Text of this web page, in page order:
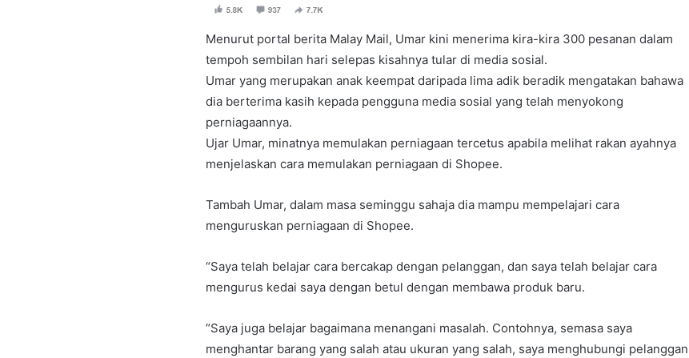
Menurut portal berita Malay Mail, Umar kini menerima kira-kira 300 pesanan dalam
tempoh sembilan hari selepas kisahnya tular di media sosial.
Umar yang merupakan anak keempat daripada lima adik beradik mengatakan bahawa
dia berterima kasih kepada pengguna media sosial yang telah menyokong
perniagaannya.
Ujar Umar, minatnya memulakan perniagaan tercetus apabila melihat rakan ayahnya
menjelaskan cara memulakan perniagaan di Shopee.
Tambah Umar, dalam masa seminggu sahaja dia mampu mempelajari cara
menguruskan perniagaan di Shopee.
“Saya telah belajar cara bercakap dengan pelanggan, dan saya telah belajar cara
mengurus kedai saya dengan betul dengan membawa produk baru.
“Saya juga belajar bagaimana menangani masalah. Contohnya, semasa saya
menghantar barang yang salah atau ukuran yang salah, saya menghubungi pelanggan